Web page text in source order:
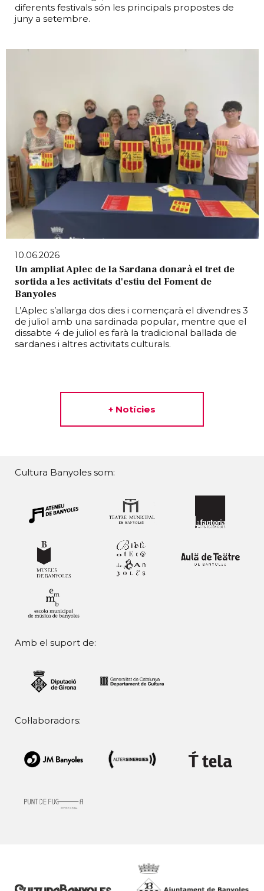
diferents festivals són les principals propostes de
juny a setembre.
10.06.2026
Un ampliat Aplec de la Sardana donarà el tret de
sortida a les activitats d'estiu del Foment de
Banyoles
L’Aplec s’allarga dos dies i començarà el divendres 3
de juliol amb una sardinada popular, mentre que el
dissabte 4 de juliol es farà la tradicional ballada de
sardanes i altres activitats culturals.
+ Notícies
Cultura Banyoles som:
Amb el suport de:
Col·laboradors: